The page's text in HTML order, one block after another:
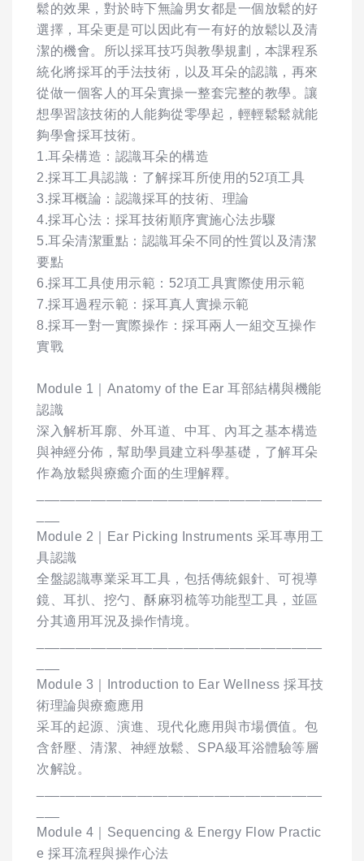
鬆的效果，對於時下無論男女都是一個放鬆的好
選擇，耳朵更是可以因此有一有好的放鬆以及清
潔的機會。所以採耳技巧與教學規劃，本課程系
統化將採耳的手法技術，以及耳朵的認識，再來
從做一個客人的耳朵實操一整套完整的教學。讓
想學習該技術的人能夠從零學起，輕輕鬆鬆就能
夠學會採耳技術。
1.耳朵構造：認識耳朵的構造
2.採耳工具認識：了解採耳所使用的52項工具
3.採耳概論：認識採耳的技術、理論
4.採耳心法：採耳技術順序實施心法步驟
5.耳朵清潔重點：認識耳朵不同的性質以及清潔
要點
6.採耳工具使用示範：52項工具實際使用示範
7.採耳過程示範：採耳真人實操示範
8.採耳一對一實際操作：採耳兩人一組交互操作
實戰
Module 1｜Anatomy of the Ear 耳部結構與機能
認識
深入解析耳廓、外耳道、中耳、內耳之基本構造
與神經分佈，幫助學員建立科學基礎，了解耳朵
作為放鬆與療癒介面的生理解釋。
Module 2｜Ear Picking Instruments 采耳專用工
具認識
全盤認識專業采耳工具，包括傳統銀針、可視導
鏡、耳扒、挖勺、酥麻羽梳等功能型工具，並區
分其適用耳況及操作情境。
Module 3｜Introduction to Ear Wellness 採耳技
術理論與療癒應用
采耳的起源、演進、現代化應用與市場價值。包
含舒壓、清潔、神經放鬆、SPA級耳浴體驗等層
次解說。
Module 4｜Sequencing & Energy Flow Practic
e 採耳流程與操作心法